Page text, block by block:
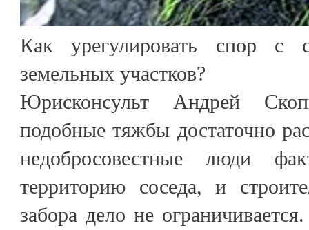
Как урегулировать спор с
земельных участков?
Юрисконсульт Андрей
подобные тяжбы достаточно
недобросовестные люди
территорию соседа, и
забора дело не